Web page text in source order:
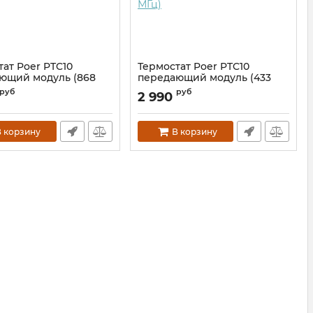
Poer PTC10
модуль (868
руб
корзину
Термостат Poer PTC10
передающий модуль (433
Артикул:
2 990 руб
В корзину